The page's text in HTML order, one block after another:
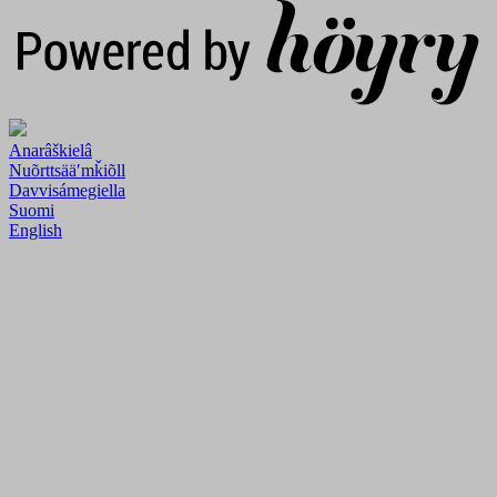
Anarâškielâ
Nuõrttsääʹmǩiõll
Davvisámegiella
Suomi
English